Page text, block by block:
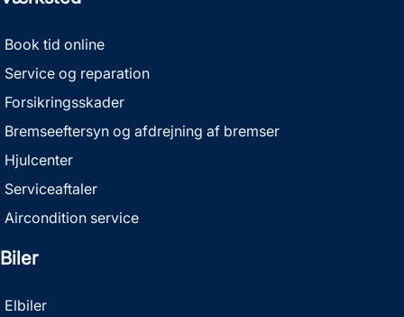
Book tid online
Service og reparation
Forsikringsskader
Bremseeftersyn og afdrejning af bremser
Hjulcenter
Serviceaftaler
Aircondition service
Biler
Elbiler